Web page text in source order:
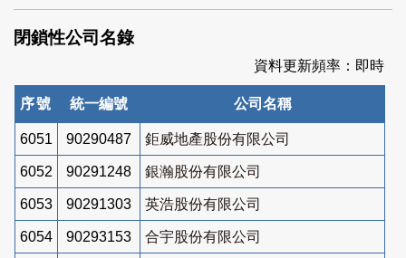
索
閉鎖性公司名錄
資料更新頻率：即時
序號 統一編號 公司名稱
6051 90290487 鉅威地產股份有限公司
6052 90291248 銀瀚股份有限公司
6053 90291303 英浩股份有限公司
6054 90293153 合宇股份有限公司